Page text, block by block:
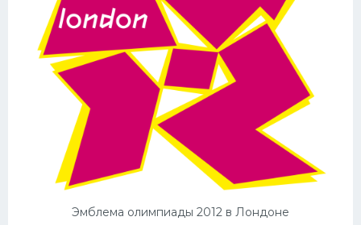
Эмблема олимпиады 2012 в Лондоне